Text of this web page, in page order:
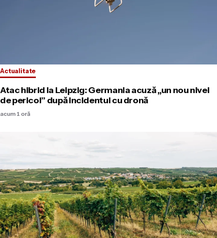
Actualitate
Atac hibrid la Leipzig: Germania acuză „un nou nivel
de pericol” după incidentul cu dronă
acum 1 oră